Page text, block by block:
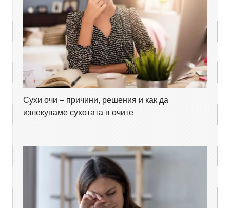
Сухи очи – причини, решения и как да
излекуваме сухотата в очите